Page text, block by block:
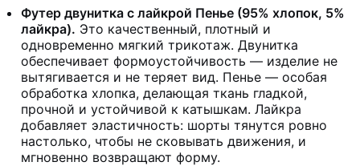
Футер двунитка с лайкрой Пенье (95% хлопок, 5%
лайкра). Это качественный, плотный и
одновременно мягкий трикотаж. Двунитка
обеспечивает формоустойчивость — изделие не
вытягивается и не теряет вид. Пенье — особая
обработка хлопка, делающая ткань гладкой,
прочной и устойчивой к катышкам. Лайкра
добавляет эластичность: шорты тянутся ровно
настолько, чтобы не сковывать движения, и
мгновенно возвращают форму.